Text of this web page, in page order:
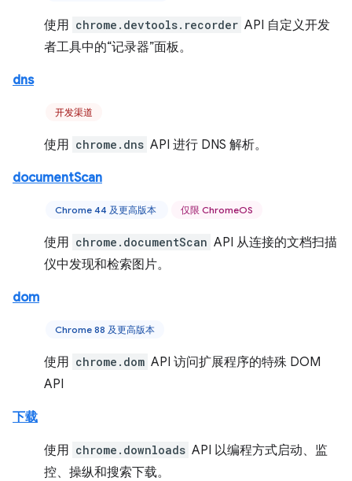
使用 chrome.devtools.recorder API 自定义开发
者工具中的“记录器”面板。
dns
开发渠道
使用 chrome.dns API 进行 DNS 解析。
documentScan
Chrome 44 及更高版本 仅限 ChromeOS
使用 chrome.documentScan API 从连接的文档扫描
仪中发现和检索图片。
dom
Chrome 88 及更高版本
使用 chrome.dom API 访问扩展程序的特殊 DOM
API
下载
使用 chrome.downloads API 以编程方式启动、监
控、操纵和搜索下载。